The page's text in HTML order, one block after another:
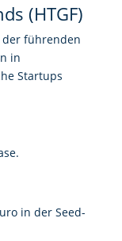
(HTGF)
der führenden
in
Startups
in der Seed-